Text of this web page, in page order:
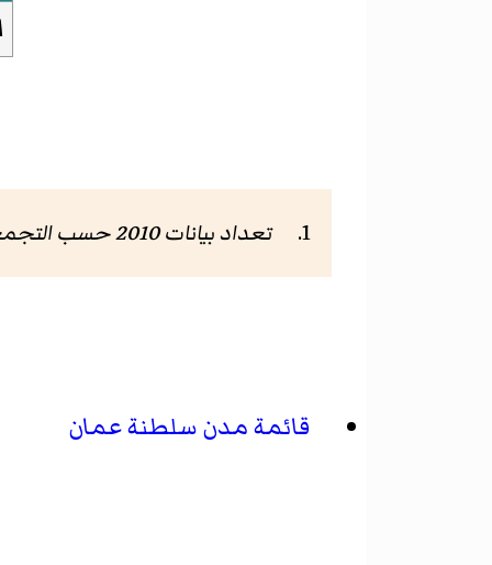
تعداد بيانات 2010 حسب التجمعات السكانية
قائمة مدن سلطنة عمان